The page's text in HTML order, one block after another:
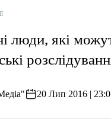
люди, які
20 Лип 2016 |